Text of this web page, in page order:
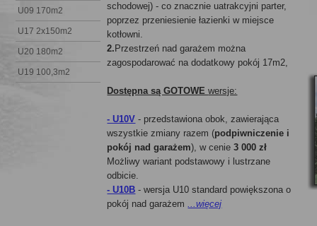
U09 170m2
U17 2x150m2
U20 180m2
U19 100,3m2
schodowej) - co znacznie uatrakcyjni parter,
poprzez przeniesienie łazienki w miejsce
kotłowni.
2. Przestrzeń nad garażem można
zagospodarować na dodatkowy pokój 17m2,
Dostępna są GOTOWEwersje:
- U10V - przedstawiona obok, zawierająca
wszystkie zmiany razem (podpiwniczenie i
pokój nad garażem), w cenie3 000 zł
Możliwy wariant podstawowy i lustrzane
odbicie.
- U10B - wersja U10 standard powiększona o
pokój nad garażem...więcej